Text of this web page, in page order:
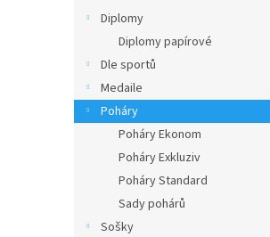
a
Diplomy
Diplomy papírové
Dle sportů
Medaile
Poháry
Poháry Ekonom
Poháry Exkluziv
Poháry Standard
Sady pohárů
Sošky